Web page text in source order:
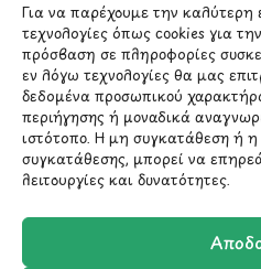
Για να παρέχουμε την καλύτερη
τεχνολογίες όπως cookies για
πρόσβαση σε πληροφορίες
εν λόγω τεχνολογίες θα μας
δεδομένα προσωπικού
περιήγησης ή μοναδικά
ιστότοπο. Η μη συγκατάθεση ή
συγκατάθεσης, μπορεί να
λειτουργίες και δυνατότητες.
Όροι Παροχής Υπηρεσιών
ΣΤΟΙΧΕΙΑ
Holargos Center
Λ.Περικλέους 56,
Χολαργός 15561